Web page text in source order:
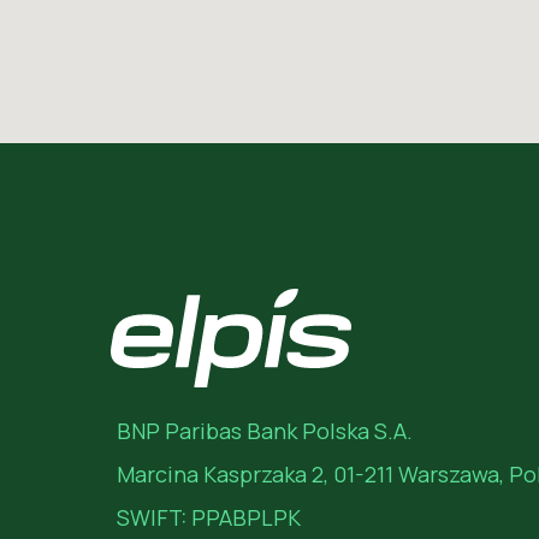
BNP Paribas Bank Polska S.A.
Marcina Kasprzaka 2, 01-211 Warszawa,
SWIFT: PPABPLPK